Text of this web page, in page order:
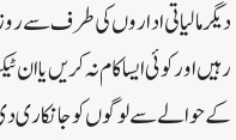
دیگرمالیاتی اداروں کی طرف سے
رہیں اور کوئی ایسا کام نہ کریں
کے حوالے سے لوگوں کو جانکاری